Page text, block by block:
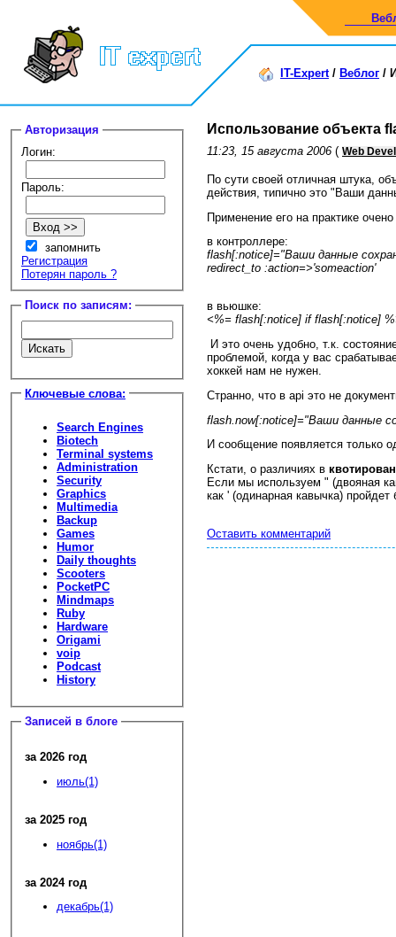
IT-Expert/ Веблог /
Авторизация
Логин:
Пароль:
запомнить
Регистрация
Потерян пароль ?
Поиск по записям:
Ключевые слова:
Search Engines
Biotech
Terminal systems
Administration
Security
Graphics
Multimedia
Backup
Games
Humor
Daily thoughts
Scooters
PocketPC
Mindmaps
Ruby
Hardware
Origami
voip
Podcast
History
Записей в блоге
за 2026 год
июль(1)
за 2025 год
ноябрь(1)
за 2024 год
декабрь(1)
Использование объекта
11:23, 15 августа 2006 ( Web
По сути своей отличная штука,
действия, типично это "Ваши
Применение его на практике
в контроллере:
flash[:notice]="Ваши данные
redirect_to :action=>'someaction'
в вьюшке:
<%= flash[:notice] if flash[:notice]
И это очень удобно, т.к.
проблемой, когда у вас
хоккей нам не нужен.
Странно, что в api это не
flash.now[:notice]="Ваши данные
И сообщение появляется только
Кстати, о различиях в
Если мы используем " (двояная
как ' (одинарная кавычка)
Оставить комментарий